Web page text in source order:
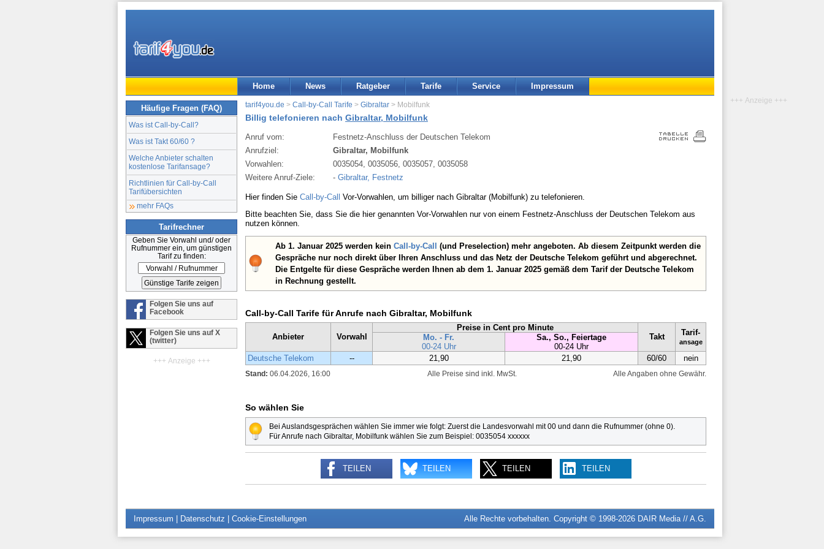
Home News Ratgeber Tarife Service Impressum
Häufige Fragen (FAQ)
Was ist Call-by-Call?
Was ist Takt 60/60 ?
Welche Anbieter schalten
kostenlose Tarifansage?
Richtlinien für Call-by-Call
Tarifübersichten
mehr FAQs
Tarifrechner
Geben Sie Vorwahl und/ oder
Rufnummer ein, um günstigen
Tarif zu finden:
Folgen Sie uns auf
Facebook
Folgen Sie uns auf X
(twitter)
+++ Anzeige +++
tarif4you.de > Call-by-Call Tarife > Gibraltar > Mobilfunk
Billig telefonieren nach Gibraltar, Mobilfunk
Anruf vom:
Festnetz-Anschluss der Deutschen Telekom
Anrufziel:
Gibraltar, Mobilfunk
Vorwahlen:
0035054, 0035056, 0035057, 0035058
Weitere Anruf-Ziele:
- Gibraltar, Festnetz
Hier finden Sie Call-by-Call Vor-Vorwahlen, um billiger nach Gibraltar (Mobilfunk) zu telefonieren.
Bitte beachten Sie, dass Sie die hier genannten Vor-Vorwahlen nur von einem Festnetz-Anschluss der Deutschen Telekom aus
nutzen können.
Ab 1. Januar 2025 werden kein Call-by-Call (und Preselection) mehr angeboten. Ab diesem Zeitpunkt werden die
Gespräche nur noch direkt über Ihren Anschluss und das Netz der Deutsche Telekom geführt und abgerechnet.
Die Entgelte für diese Gespräche werden Ihnen ab dem 1. Januar 2025 gemäß dem Tarif der Deutsche Telekom
in Rechnung gestellt.
Call-by-Call Tarife für Anrufe nach Gibraltar, Mobilfunk
Anbieter Vorwahl
Preise in Cent pro Minute
Takt
Tarif-
ansage
Mo. - Fr.
00-24 Uhr
Sa., So., Feiertage
00-24 Uhr
Deutsche Telekom
-- 21,90 21,90 60/60 nein
Stand: 06.04.2026, 16:00 Alle Angaben ohne Gewähr.
Alle Preise sind inkl. MwSt.
So wählen Sie
Bei Auslandsgesprächen wählen Sie immer wie folgt: Zuerst die Landesvorwahl mit 00 und dann die Rufnummer (ohne 0).
Für Anrufe nach Gibraltar, Mobilfunk wählen Sie zum Beispiel: 0035054 xxxxxx
TEILEN TEILEN TEILEN TEILEN
+++ Anzeige +++
Alle Rechte vorbehalten. Copyright © 1998-2026 DAIR Media // A.G.
Impressum Datenschutz Cookie-Einstellungen